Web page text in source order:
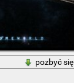
pozbyć się